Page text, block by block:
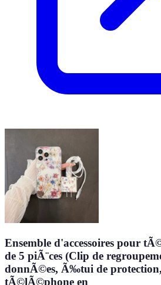
Ensemble d'accessoires pour
de 5 piÃ¨ces (Clip de
donnÃ©es, Ã‰tui de
tÃ©lÃ©phone en